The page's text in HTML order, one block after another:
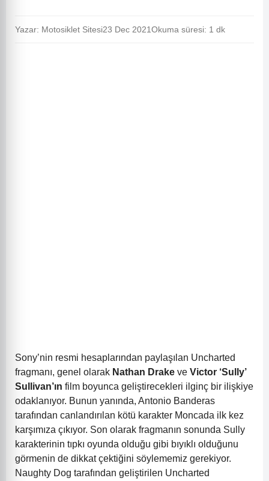
Yazar: Motosiklet Sitesi23 Dec 2021Okuma süresi: 1 dk
Sony’nin resmi hesaplarından paylaşılan Uncharted
fragmanı, genel olarak Nathan Drake ve Victor ‘Sully’
Sullivan’ın film boyunca geliştirecekleri ilginç bir ilişkiye
odaklanıyor. Bunun yanında, Antonio Banderas
tarafından canlandırılan kötü karakter Moncada ilk kez
karşımıza çıkıyor. Son olarak fragmanın sonunda Sully
karakterinin tıpkı oyunda olduğu gibi bıyıklı olduğunu
görmenin de dikkat çektiğini söylememiz gerekiyor.
Naughty Dog tarafından geliştirilen Uncharted